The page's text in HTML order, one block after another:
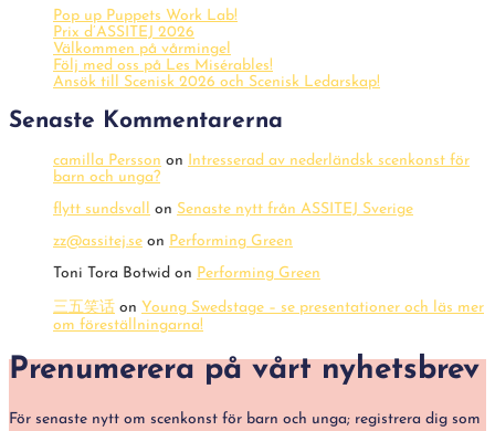
Pop up Puppets Work Lab!
Prix d’ASSITEJ 2026
Välkommen på vårmingel
Följ med oss på Les Misérables!
Ansök till Scenisk 2026 och Scenisk Ledarskap!
Senaste Kommentarerna
camilla Persson on
Intresserad av nederländsk scenkonst för
barn och unga?
flytt sundsvall
on Senaste nytt från ASSITEJ Sverige
zz@assitej.se on Performing Green
Toni Tora Botwid on Performing Green
三五笑话 on Young Swedstage – se presentationer och läs mer
om föreställningarna!
Prenumerera på vårt nyhetsbrev
För senaste nytt om scenkonst för barn och unga; registrera dig som